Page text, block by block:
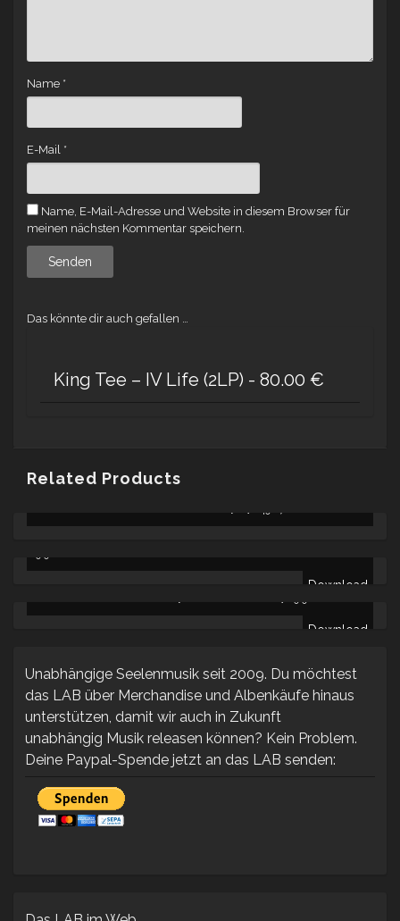
Name *
E-Mail *
Name, E-Mail-Adresse und Website in diesem Browser für
meinen nächsten Kommentar speichern.
Das könnte dir auch gefallen …
King Tee – IV Life (2LP) - 80.00 €
Related Products
Download
Download
Unabhängige Seelenmusik seit 2009. Du möchtest
das LAB über Merchandise und Albenkäufe hinaus
unterstützen, damit wir auch in Zukunft
unabhängig Musik releasen können? Kein Problem.
Deine Paypal-Spende jetzt an das LAB senden: